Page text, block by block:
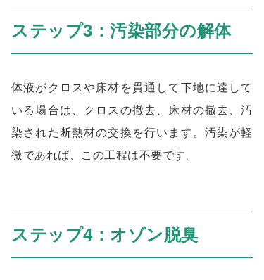
ステップ3：汚染部分の解体
体液がクロスや床材を貫通して下地に達して
いる場合は、クロスの撤去、床材の撤去、汚
染された断熱材の交換を行います。汚染が軽
微であれば、この工程は不要です。
ステップ4：オゾン脱臭